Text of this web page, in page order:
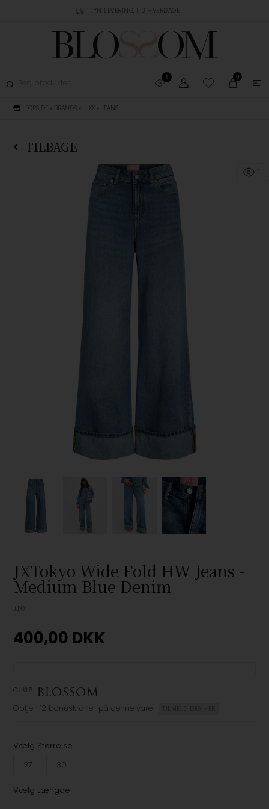
LYN LEVERING, 1-3 HVERDAGE
1 0
FORSIDE » BRANDS »JJXX »JEANS
TILBAGE
JXTokyo Wide Fold HW Jeans -
Medium Blue Denim
JJXX
400,00 DKK
Optjen 12 bonuskroner på denne vare TILMELD DIG HER
Vælg Størrelse
27
30
Vælg Længde
1